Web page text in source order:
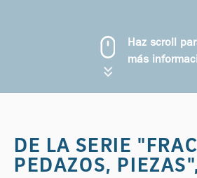
Haz scroll
más
DE LA SERIE
PEDAZOS,